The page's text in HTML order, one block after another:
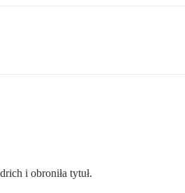
i obroniła tytuł.